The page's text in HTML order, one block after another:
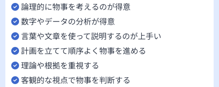
論理的に物事を考えるのが得意
数字やデータの分析が得意
言葉や文章を使って説明するのが上手い
計画を立てて順序よく物事を進める
理論や根拠を重視する
客観的な視点で物事を判断する